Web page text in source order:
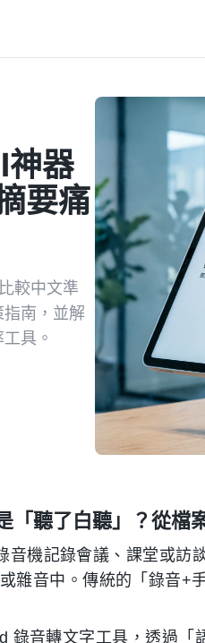
器
要痛
較中文準
南，並解
具。
「聽了白聽」？從檔
音機記錄會議、課堂或訪
雜音中。傳統的「錄音+
錄音轉文字工具，透過「